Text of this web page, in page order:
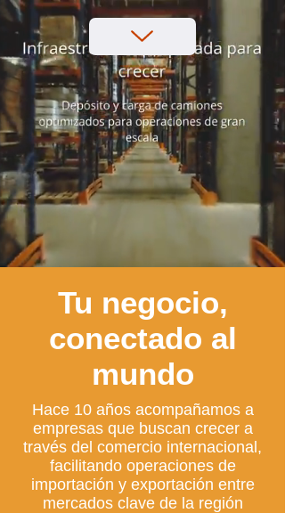
Tu negocio,
conectado al
mundo
Hace 10 años acompañamos a
empresas que buscan crecer a
través del comercio internacional,
facilitando operaciones de
importación y exportación entre
mercados clave de la región